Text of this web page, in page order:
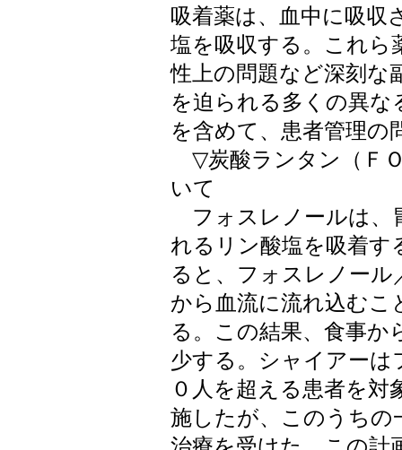
吸着薬は、血中に吸収
塩を吸収する。これら
性上の問題など深刻な
を迫られる多くの異な
を含めて、患者管理の
▽炭酸ランタン（Ｆ
いて
フォスレノールは、
れるリン酸塩を吸着す
ると、フォスレノール
から血流に流れ込むこ
る。この結果、食事か
少する。シャイアー
０人を超える患者を対
施したが、このうちの